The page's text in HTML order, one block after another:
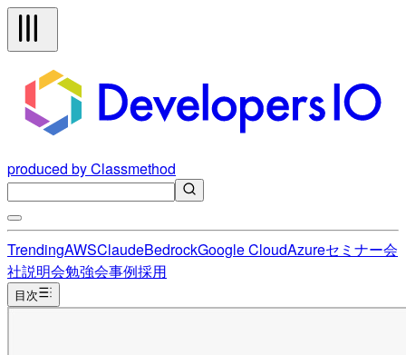
produced by Classmethod
TrendingAWSClaudeBedrockGoogle CloudAzureセミナー会
社説明会勉強会事例採用
目次